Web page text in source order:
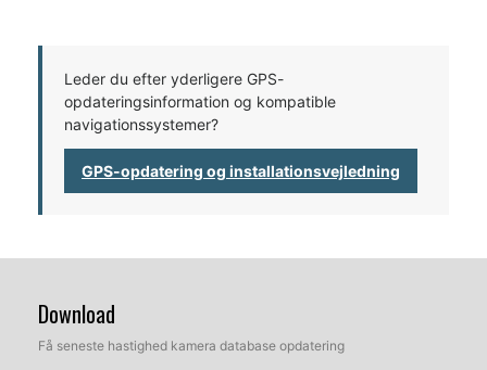
Leder du efter yderligere GPS-
opdateringsinformation og kompatible
navigationssystemer?
GPS-opdatering og installationsvejledning
Download
Få seneste hastighed kamera database opdatering